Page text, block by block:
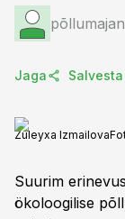
Jaga Salvesta
Züleyxa Izmailova
Suurim
ökoloogilise